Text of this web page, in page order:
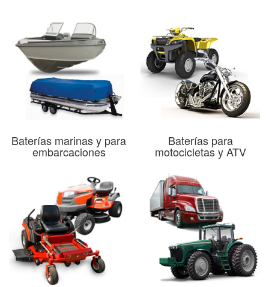
Baterías marinas y para
embarcaciones
Baterías para
motocicletas y ATV